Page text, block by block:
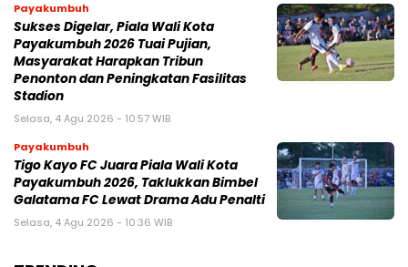
Payakumbuh
Sukses Digelar, Piala Wali Kota
Payakumbuh 2026 Tuai Pujian,
Masyarakat Harapkan Tribun
Penonton dan Peningkatan Fasilitas
Stadion
Selasa, 4 Agu 2026 - 10:57 WIB
Payakumbuh
Tigo Kayo FC Juara Piala Wali Kota
Payakumbuh 2026, Taklukkan Bimbel
Galatama FC Lewat Drama Adu Penalti
Selasa, 4 Agu 2026 - 10:36 WIB